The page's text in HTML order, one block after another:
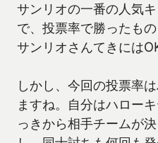
サンリオの一番の人気
で、投票率で勝ったも
サンリオさんてきには
しかし、今回の投票率
ますね。自分はハロー
っきから相手チームが